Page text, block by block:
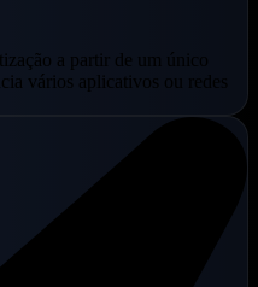
a partir de um único
vários aplicativos ou redes